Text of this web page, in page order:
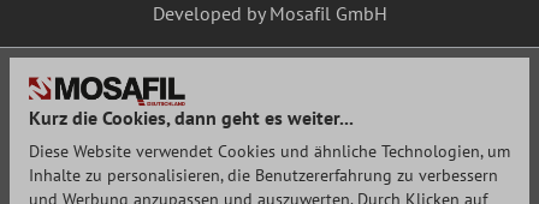
Developed by Mosafil GmbH
Kurz die Cookies, dann geht es weiter...
Diese Website verwendet Cookies und ähnliche Technologien, um
Inhalte zu personalisieren, die Benutzererfahrung zu verbessern
und Werbung anzupassen und auszuwerten. Durch Klicken auf